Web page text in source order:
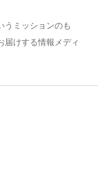
うミッションのも
届けする情報メディ